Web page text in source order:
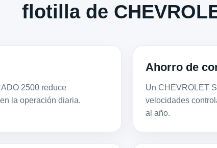
flotilla de
2500 reduce
la operación diaria.
Ahorro de
Un CHEVROLET
velocidades
al año.